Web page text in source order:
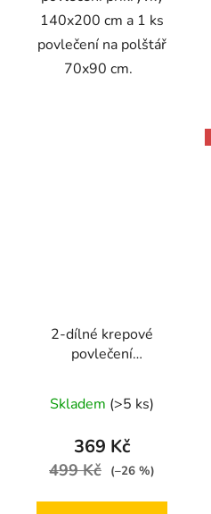
140x200 cm a 1 ks
povlečení na polštář
70x90 cm.
2-dílné krepové
povlečení
modrým podkladem a
bílými květy
Skladem (>5 ks)
369 Kč
499 Kč (–26 %)